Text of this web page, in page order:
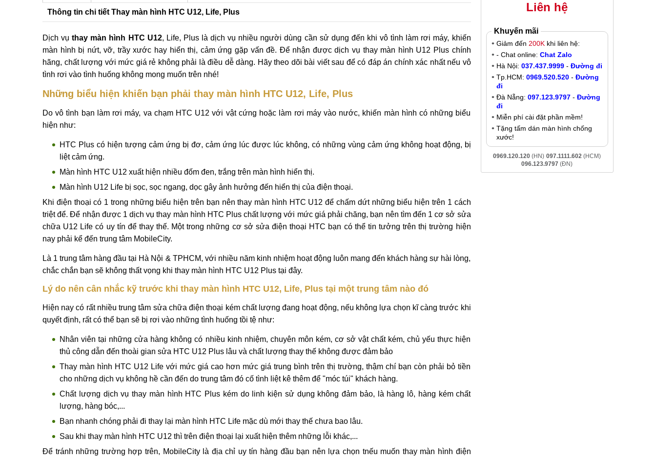
Thông tin chi tiết Thay màn hình HTC U12, Life, Plus
Dịch vụthay màn hình HTC U12, Life, Plus là dịch vụ nhiều người dùng cần sử dụng đến khi vô tình làm rơi máy, khiến
màn hình bị nứt, vỡ, trầy xước hay hiển thị, cảm ứng gặp vấn đề. Để nhận được dịch vụ thay màn hình U12 Plus chính
hãng, chất lượng với mức giá rẻ không phải là điều dễ dàng. Hãy theo dõi bài viết sau để có đáp án chính xác nhất nếu vô
tình rơi vào tình huống không mong muốn trên nhé!
Những biểu hiện khiến bạn phải thay màn hình HTC U12, Life, Plus
Do vô tình bạn làm rơi máy, va chạm HTC U12 với vật cứng hoặc làm rơi máy vào nước, khiến màn hình có những biểu
hiện như:
HTC Plus có hiện tượng cảm ứng bị đơ, cảm ứng lúc được lúc không, có những vùng cảm ứng không hoạt động, bị
liệt cảm ứng.
Màn hình HTC U12 xuất hiện nhiều đốm đen, trắng trên màn hình hiển thị.
Màn hình U12 Life bị sọc, sọc ngang, dọc gây ảnh hưởng đến hiển thị của điện thoại.
Khi điện thoại có 1 trong những biểu hiện trên bạn nên thay màn hình HTC U12 để chấm dứt những biểu hiện trên 1 cách
triệt để. Để nhận được 1 dịch vụ thay màn hình HTC Plus chất lượng với mức giá phải chăng, bạn nên tìm đến 1 cơ sở sửa
chữa U12 Life có uy tín để thay thế. Một trong những cơ sở sửa điện thoại HTC bạn có thể tin tưởng trên thị trường hiện
nay phải kể đến trung tâm MobileCity.
Là 1 trung tâm hàng đầu tại Hà Nội & TPHCM, với nhiều năm kinh nhiệm hoạt động luôn mang đến khách hàng sự hài lòng,
chắc chắn bạn sẽ không thất vọng khi thay màn hình HTC U12 Plus tại đây.
Lý do nên cân nhắc kỹ trước khi thay màn hình HTC U12, Life, Plus tại một trung tâm nào đó
Hiện nay có rất nhiều trung tâm sửa chữa điện thoại kém chất lượng đang hoạt động, nếu không lựa chọn kĩ càng trước khi
quyết định, rất có thể bạn sẽ bị rơi vào những tình huống tồi tệ như:
Nhân viên tại những cửa hàng không có nhiều kinh nhiệm, chuyên môn kém, cơ sở vật chất kém, chủ yếu thực hiện
thủ công dẫn đến thoài gian sửa HTC U12 Plus lâu và chất lượng thay thế không được đảm bảo
Thay màn hình HTC U12 Life với mức giá cao hơn mức giá trung bình trên thị trường, thậm chí bạn còn phải bỏ tiền
cho những dịch vụ không hề cần đến do trung tâm đó cố tình liệt kê thêm để "móc túi" khách hàng.
Chất lượng dịch vụ thay màn hình HTC Plus kém do linh kiện sử dụng không đảm bảo, là hàng lô, hàng kém chất
lượng, hàng bóc,...
Bạn nhanh chóng phải đi thay lại màn hình HTC Life mặc dù mới thay thế chưa bao lâu.
Sau khi thay màn hình HTC U12 thì trên điện thoại lại xuất hiện thêm những lỗi khác,...
Để tránh những trường hợp trên, MobileCity là địa chỉ uy tín hàng đầu bạn nên lựa chọn tnếu muốn thay màn hình điện
Liên hệ
Khuyến mãi
Giảm đến 200Kkhi liên hệ:
- Chat online: Chat Zalo
Hà Nội: 037.437.9999- Đường đi
Tp.HCM: 0969.520.520- Đường
đi
Đà Nẵng: 097.123.9797- Đường
đi
Miễn phí cài đặt phần mềm!
Tặng tấm dán màn hình chống
xước!
0969.120.120 (HN) 097.1111.602 (HCM)
096.123.9797 (ĐN)